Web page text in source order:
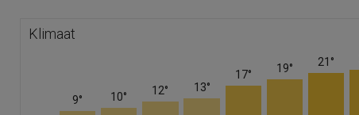
Klimaat
9° 10° 12° 13°
17° 19° 21°